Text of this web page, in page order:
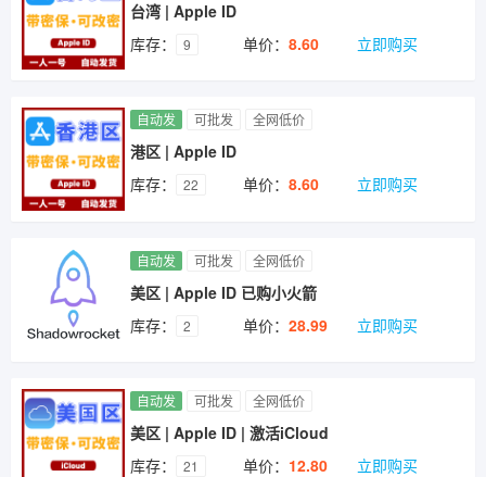
台湾 | Apple ID
库存：
9 单价： 8.60 立即购买
自动发 可批发 全网低价
港区 | Apple ID
库存：
22 单价： 8.60 立即购买
自动发 可批发 全网低价
美区 | Apple ID 已购小火箭
库存：
2 单价： 28.99 立即购买
自动发 可批发 全网低价
美区 | Apple ID | 激活iCloud
库存：
21 单价： 12.80 立即购买